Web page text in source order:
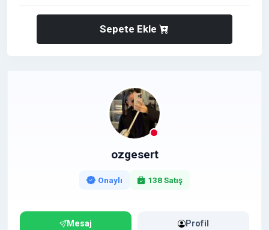
Sepete Ekle
ozgesert
Onaylı 138 Satış
Mesaj Profil